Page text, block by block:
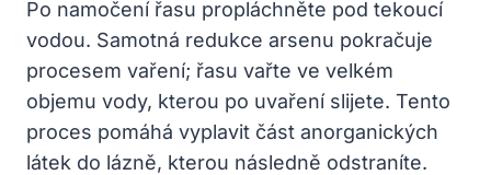
Po namočení řasu propláchněte pod tekoucí
vodou. Samotná redukce arsenu pokračuje
procesem vaření; řasu vařte ve velkém
objemu vody, kterou po uvaření slijete. Tento
proces pomáhá vyplavit část anorganických
látek do lázně, kterou následně odstraníte.